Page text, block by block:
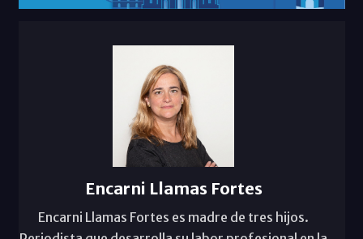
Encarni Llamas Fortes
Encarni Llamas Fortes es madre de tres hijos.